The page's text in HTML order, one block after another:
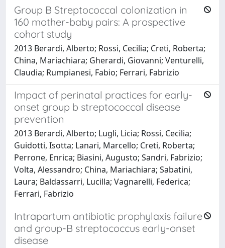
Group B Streptococcal colonization in
160 mother-baby pairs: A prospective
cohort study
2013 Berardi, Alberto; Rossi, Cecilia; Creti, Roberta;
China, Mariachiara; Gherardi, Giovanni; Venturelli,
Claudia; Rumpianesi, Fabio; Ferrari, Fabrizio
Impact of perinatal practices for early-
onset group b streptococcal disease
prevention
2013 Berardi, Alberto; Lugli, Licia; Rossi, Cecilia;
Guidotti, Isotta; Lanari, Marcello; Creti, Roberta;
Perrone, Enrica; Biasini, Augusto; Sandri, Fabrizio;
Volta, Alessandro; China, Mariachiara; Sabatini,
Laura; Baldassarri, Lucilla; Vagnarelli, Federica;
Ferrari, Fabrizio
Intrapartum antibiotic prophylaxis failure
and group-B streptococcus early-onset
disease